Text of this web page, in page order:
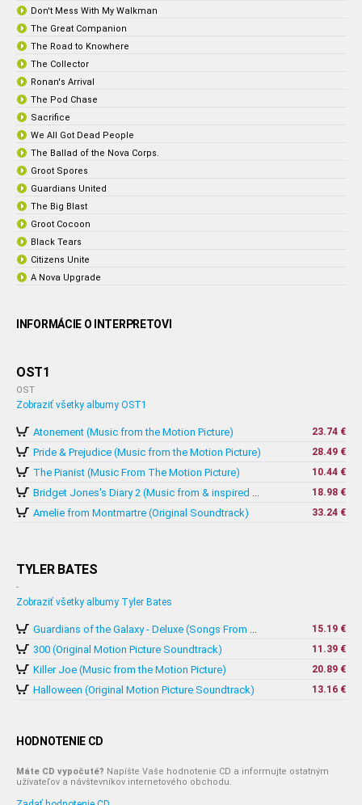
Don't Mess With My Walkman
The Great Companion
The Road to Knowhere
The Collector
Ronan's Arrival
The Pod Chase
Sacrifice
We All Got Dead People
The Ballad of the Nova Corps.
Groot Spores
Guardians United
The Big Blast
Groot Cocoon
Black Tears
Citizens Unite
A Nova Upgrade
INFORMÁCIE O INTERPRETOVI
OST1
OST
Zobraziť všetky albumy OST1
Atonement (Music from the Motion Picture) 23.74 €
Pride & Prejudice (Music from the Motion Picture) 28.49 €
The Pianist (Music From The Motion Picture)
10.44 €
Bridget Jones's Diary 2 (Music from & inspired by The Motion Picture)
18.98 €
Amelie from Montmartre (Original Soundtrack) 33.24 €
TYLER BATES
-
Zobraziť všetky albumy Tyler Bates
Guardians of the Galaxy - Deluxe (Songs From The Motion Picture Original Score) 15.19 €
300 (Original Motion Picture Soundtrack) 11.39 €
Killer Joe (Music from the Motion Picture) 20.89 €
Halloween (Original Motion Picture Soundtrack) 13.16 €
HODNOTENIE CD
Máte CD vypočuté? Napíšte Vaše hodnotenie CD a informujte ostatným
užívateľov a návštevníkov internetového obchodu.